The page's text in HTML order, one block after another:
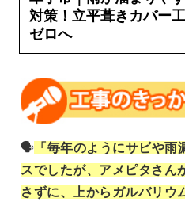
対策！立平葺きカバー
ゼロへ
🗣️ 「毎年のようにサビや
スでしたが、アメピタさん
さずに、上からガルバリウ